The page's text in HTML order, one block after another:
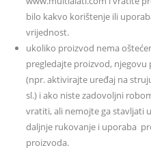
bilo kakvo korištenje ili
vrijednost.
ukoliko proizvod nema
pregledajte proizvod,
(npr. aktivirajte uređaj na
sl.) i ako niste zadovoljni
vratiti, ali nemojte ga stavljati
daljnje rukovanje i uporaba
proizvoda.